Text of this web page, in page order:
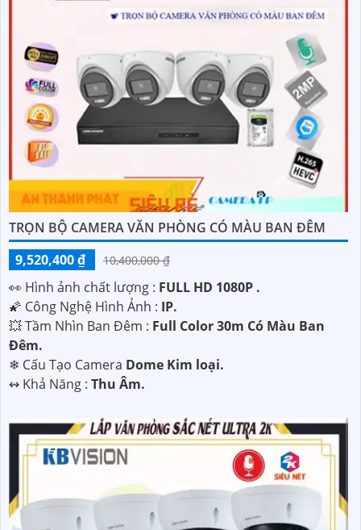
TRỌN BỘ CAMERA VĂN PHÒNG CÓ MÀU BAN ĐÊM
9,520,400 ₫
10,400,000 ₫
️👀 Hình ảnh chất lượng : FULL HD 1080P .
🌠 Công Nghệ Hình Ảnh : IP.
💥 Tầm Nhìn Ban Đêm : Full Color 30m Có Màu Ban
Ðêm.
❄ Cấu Tạo Camera Dome Kim loại.
️↭ Khả Năng : Thu Âm.